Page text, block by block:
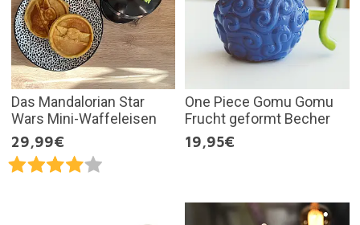
Das Mandalorian Star
Wars Mini-Waffeleisen
29,99€
One Piece Gomu Gomu
Frucht geformt Becher
19,95€